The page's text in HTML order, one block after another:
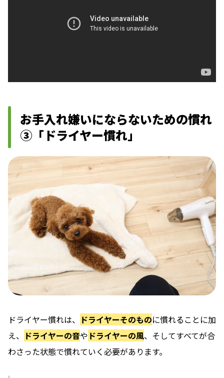
お手入れ嫌いにならないための慣れ
③「ドライヤー慣れ」
ドライヤー慣れは、 ドライヤーそのものに慣れることに加
え、
ドライヤーの音や ドライヤーの風、そしてすべてが合
わさった状態で慣れていく必要があります。